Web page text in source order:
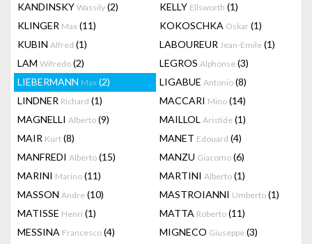
KANDINSKY Wassily (2) KELLY Ellsworth (1)
KLINGER Max (11) KOKOSCHKA Oskar (1)
KUBIN Alfred (1) LABOUREUR Jean-Emile (1)
LAM Wifredo (2) LEGROS Alphonse (3)
LIEBERMANN Max (2) LIGABUE Antonio (8)
LINDNER Richard (1) MACCARI Mino (14)
MAGNELLI Alberto (9) MAILLOL Aristide (1)
MAIR Kurt (8) MANET Edouard (4)
MANFREDI Alberto (15) MANZU Giacomo (6)
MARINI Marino (11) MARTINI Alberto (1)
MASSON Andre (10) MASTROIANNI Umberto (1)
MATISSE Henri (1) MATTA Roberto (11)
MESSINA Francesco (4) MIGNECO Giuseppe (3)